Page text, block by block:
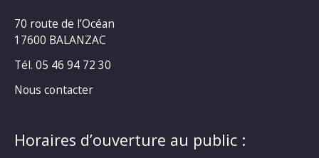
70 route de l’Océan
17600 BALANZAC
Tél. 05 46 94 72 30
Nous contacter
Horaires d’ouverture au public :